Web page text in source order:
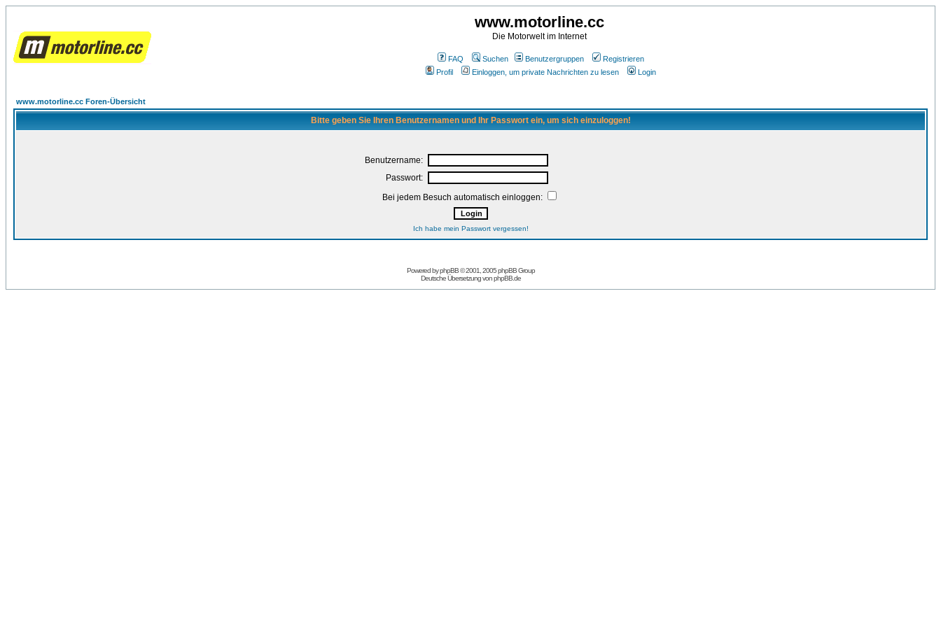
www.motorline.cc
Die Motorwelt im Internet
FAQ Suchen Benutzergruppen
Registrieren
Profil
Einloggen, um private Nachrichten zu lesen Login
www.motorline.cc Foren-Übersicht
Bitte geben Sie Ihren Benutzernamen und Ihr Passwort ein, um sich einzuloggen!
Benutzername:
Passwort:
Bei jedem Besuch automatisch einloggen:
Ich habe mein Passwort vergessen!
Powered byphpBB© 2001, 2005 phpBB Group
Deutsche Übersetzung vonphpBB.de